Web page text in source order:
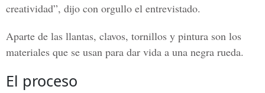
creatividad”, dijo con orgullo el entrevistado.
Aparte de las llantas, clavos, tornillos y pintura son los
materiales que se usan para dar vida a una negra rueda.
El proceso